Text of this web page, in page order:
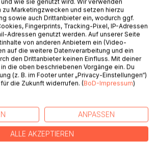
eine Perspektive von Frieden und
ausufernden Staat zurückzugewinnen.
von Neomarxismus über Liberalismus
bis hin zum Anarchismus werden
literarische und filmische Zeugnisse von
Jünger und John Ford bis hin zu
Vargas Llosa und David Foster
Ressourcen politischer
einen zum Teil bislang
Briefwechsel 1982-83 mit dem
Paul K. Feyerabend über den Wert
Marketingzwecken und setzen hierzu
sowie auch Drittanbieter ein, wodurch ggf.
Fingerprints, Tracking-Pixel, IP-Adressen
Adressen genutzt werden. Auf unserer Seite
von anderen Anbietern ein (Video-
auf die weitere Datenverarbeitung und ein
den Drittanbieter keinen Einfluss. Mit deiner
die oben beschriebenen Vorgänge ein. Du
(z. B. im Footer unter „Privacy-Einstellungen“)
die Zukunft widerrufen. (BoD-Impressum)
ANPASSEN
ALLE AKZEPTIEREN